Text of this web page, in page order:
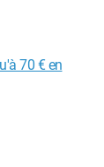
70 € en